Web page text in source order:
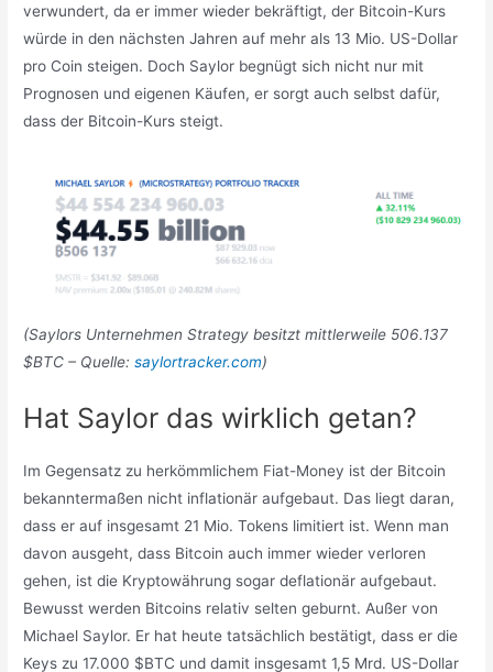
verwundert, da er immer wieder bekräftigt, der Bitcoin-Kurs
würde in den nächsten Jahren auf mehr als 13 Mio. US-Dollar
pro Coin steigen. Doch Saylor begnügt sich nicht nur mit
Prognosen und eigenen Käufen, er sorgt auch selbst dafür,
dass der Bitcoin-Kurs steigt.
(Saylors Unternehmen Strategy besitzt mittlerweile 506.137
$BTC – Quelle:saylortracker.com)
Hat Saylor das wirklich getan?
Im Gegensatz zu herkömmlichem Fiat-Money ist der Bitcoin
bekanntermaßen nicht inflationär aufgebaut. Das liegt daran,
dass er auf insgesamt 21 Mio. Tokens limitiert ist. Wenn man
davon ausgeht, dass Bitcoin auch immer wieder verloren
gehen, ist die Kryptowährung sogar deflationär aufgebaut.
Bewusst werden Bitcoins relativ selten geburnt. Außer von
Michael Saylor. Er hat heute tatsächlich bestätigt, dass er die
Keys zu 17.000 $BTC und damit insgesamt 1,5 Mrd. US-Dollar